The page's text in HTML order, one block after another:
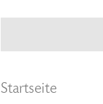
Startseite